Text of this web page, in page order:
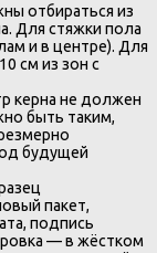
отбираться из
Для стяжки пола
и в центре). Для
см из зон с
керна не должен
быть таким,
будущей
пакет,
подпись
— в жёстком